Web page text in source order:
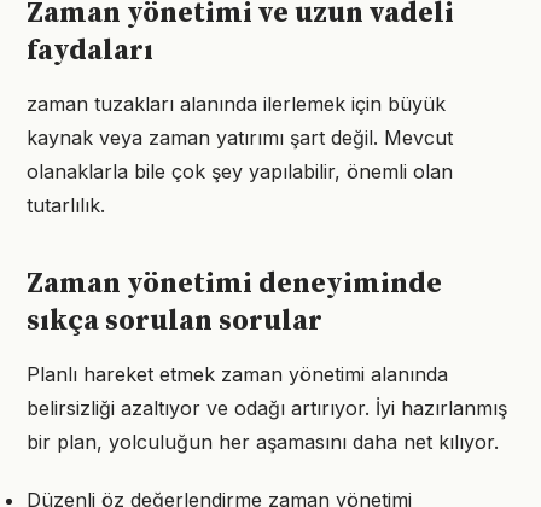
Zaman yönetimi ve uzun vadeli
faydaları
zaman tuzakları alanında ilerlemek için büyük
kaynak veya zaman yatırımı şart değil. Mevcut
olanaklarla bile çok şey yapılabilir, önemli olan
tutarlılık.
Zaman yönetimi deneyiminde
sıkça sorulan sorular
Planlı hareket etmek zaman yönetimi alanında
belirsizliği azaltıyor ve odağı artırıyor. İyi hazırlanmış
bir plan, yolculuğun her aşamasını daha net kılıyor.
Düzenli öz değerlendirme zaman yönetimi